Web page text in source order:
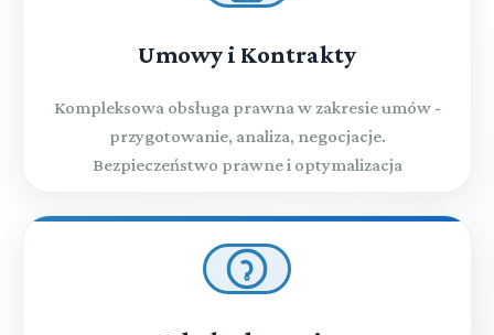
Umowy i Kontrakty
Kompleksowa obsługa prawna w zakresie umów -
przygotowanie, analiza, negocjacje.
Bezpieczeństwo prawne i optymalizacja